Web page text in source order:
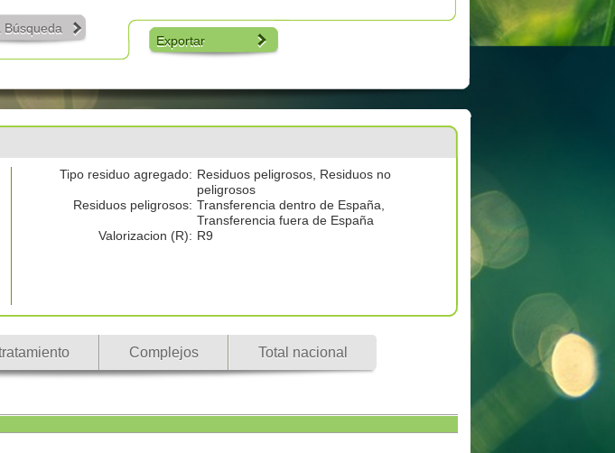
Búsqueda
Exportar
Tipo residuo agregado: Residuos peligrosos, Residuos no
peligrosos
Residuos peligrosos: Transferencia dentro de España,
Transferencia fuera de España
Valorizacion (R): R9
Complejos Total nacional